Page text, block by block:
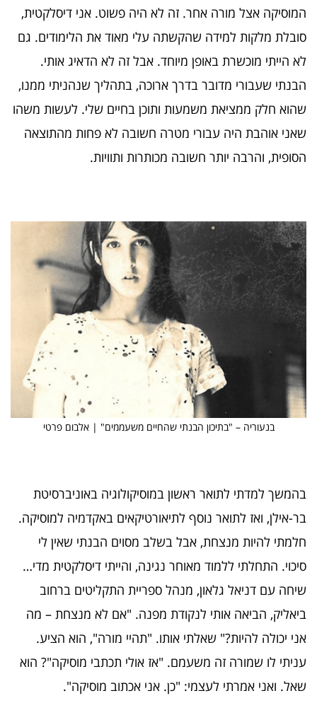
המוסיקה אצל מורה אחר. זה לא היה פשוט. אני דיסלקטית,
סובלת מלקות למידה שהקשתה עלי מאוד את הלימודים. גם
לא הייתי מוכשרת באופן מיוחד. אבל זה לא הדאיג אותי.
הבנתי שעבורי מדובר בדרך ארוכה, בתהליך שנהניתי ממנו,
שהוא חלק ממציאת משמעות ותוכן בחיים שלי. לעשות משהו
שאני אוהבת היה עבורי מטרה חשובה לא פחות מהתוצאה
הסופית, והרבה יותר חשובה מכותרות ותוויות.
בנעוריה – "בתיכון הבנתי שהחיים משעממים" | אלבום פרטי
בהמשך למדתי לתואר ראשון במוסיקולוגיה באוניברסיטת
בר-אילן, ואז לתואר נוסף לתיאורטיקאים באקדמיה למוסיקה.
חלמתי להיות מנצחת, אבל בשלב מסוים הבנתי שאין לי
סיכוי. התחלתי ללמוד מאוחר נגינה, והייתי דיסלקטית מדי…
שיחה עם דניאל גלאון, מנהל ספריית התקליטים ברחוב
ביאליק, הביאה אותי לנקודת מפנה. "אם לא מנצחת – מה
אני יכולה להיות?" שאלתי אותו. "תהיי מורה", הוא הציע.
עניתי לו שמורה זה משעמם. "אז אולי תכתבי מוסיקה"? הוא
שאל. ואני אמרתי לעצמי: "כן. אני אכתוב מוסיקה".